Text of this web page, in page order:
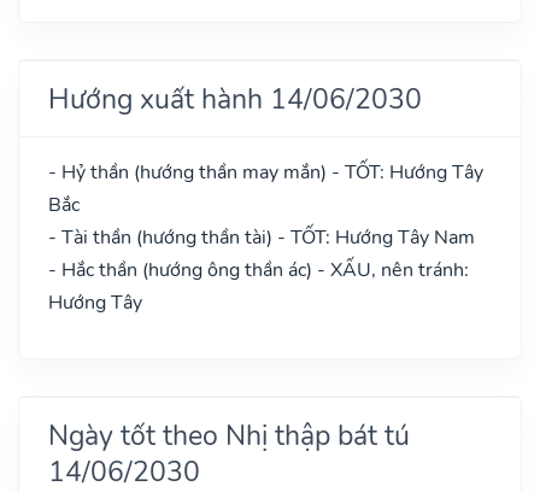
Hướng xuất hành 14/06/2030
- Hỷ thần (hướng thần may mắn) - TỐT: Hướng Tây
Bắc
- Tài thần (hướng thần tài) - TỐT: Hướng Tây Nam
- Hắc thần (hướng ông thần ác) - XẤU, nên tránh:
Hướng Tây
Ngày tốt theo Nhị thập bát tú
14/06/2030